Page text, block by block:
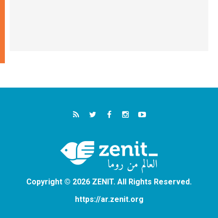
Copyright © 2026 ZENIT. All Rights Reserved.
https://ar.zenit.org